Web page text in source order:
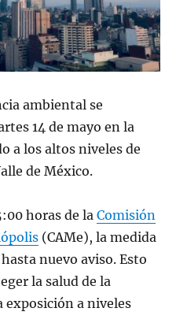
ambiental se
14 de mayo en la
a los altos niveles de
de México.
horas de laComisión
(CAMe), la medida
nuevo aviso. Esto
la salud de la
exposición a niveles